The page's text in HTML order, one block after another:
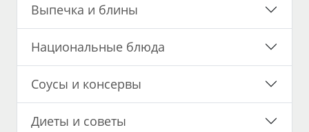
Выпечка и блины
Национальные блюда
Соусы и консервы
Диеты и советы